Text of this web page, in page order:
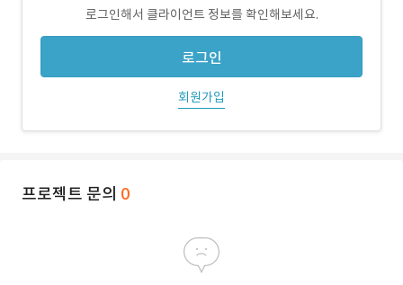
로그인해서 클라이언트 정보를 확인해보세요.
로그인
회원가입
프로젝트 문의 0